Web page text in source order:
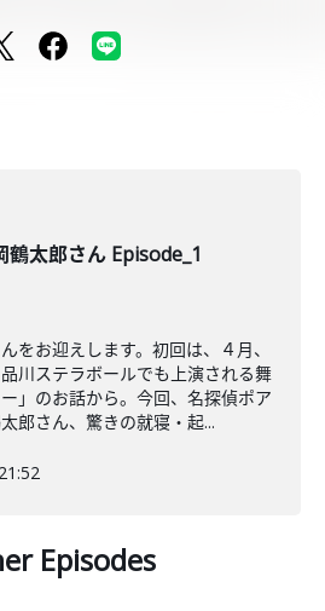
鶴太郎さん Episode_1
をお迎えします。初回は、４月、
川ステラボールでも上演される舞
」のお話から。今回、名探偵ポア
郎さん、驚きの就寝・起...
Episodes